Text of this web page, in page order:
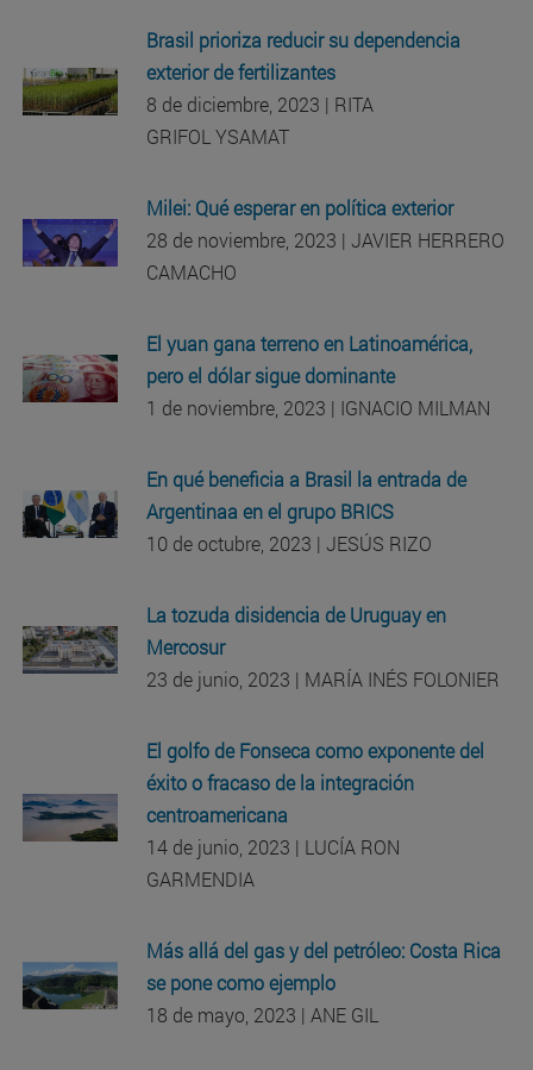
Brasil prioriza reducir su dependencia
exterior de fertilizantes
8 de diciembre, 2023 | RITA
GRIFOL YSAMAT
Milei: Qué esperar en política exterior
28 de noviembre, 2023 | JAVIER HERRERO
CAMACHO
El yuan gana terreno en Latinoamérica,
pero el dólar sigue dominante
1 de noviembre, 2023 | IGNACIO MILMAN
En qué beneficia a Brasil la entrada de
Argentinaa en el grupo BRICS
10 de octubre, 2023 | JESÚS RIZO
La tozuda disidencia de Uruguay en
Mercosur
23 de junio, 2023 | MARÍA INÉS FOLONIER
El golfo de Fonseca como exponente del
éxito o fracaso de la integración
centroamericana
14 de junio, 2023 | LUCÍA RON
GARMENDIA
Más allá del gas y del petróleo: Costa Rica
se pone como ejemplo
18 de mayo, 2023 | ANE GIL